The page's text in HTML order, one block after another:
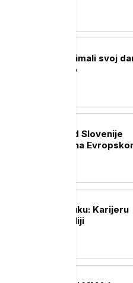
Stanković: Nismo imali svoj
previše se grešilo
Srbija porazom od Slovenije
okončala učešće na
Kostić doneo odluku: Karijeru
nastavlja u Holandiji